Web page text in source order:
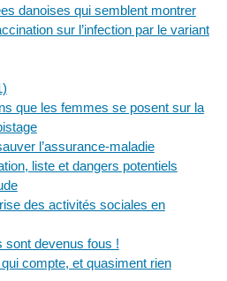
danoises qui semblent montrer
sur l’infection par le variant
que les femmes se posent sur la
l’assurance-maladie
liste et dangers potentiels
des activités sociales en
sont devenus fous !
qui compte, et quasiment rien